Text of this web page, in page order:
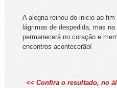
A alegria reinou do inicio ao
lágrimas de despedida, mas
permanecerá no coração e
encontros acontecerão!
<< Confira o resultado, no